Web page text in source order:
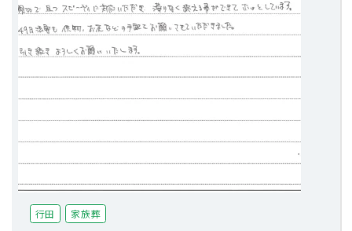
行田 家族葬